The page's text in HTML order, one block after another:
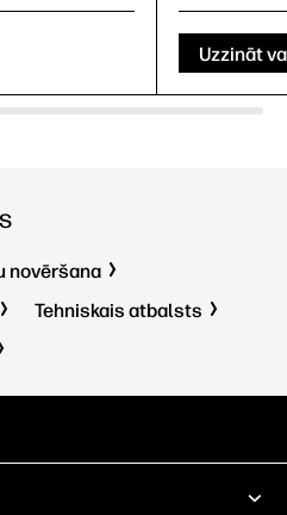
Uzzināt
novēršana
Tehniskais atbalsts